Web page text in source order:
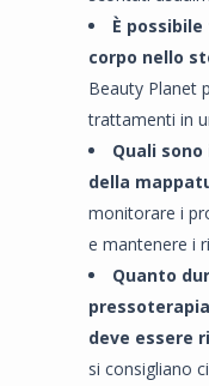
È
corpo nello
Beauty Planet
trattamenti in
Quali
della
monitorare i
e mantenere i
Quanto
deve essere
si consigliano